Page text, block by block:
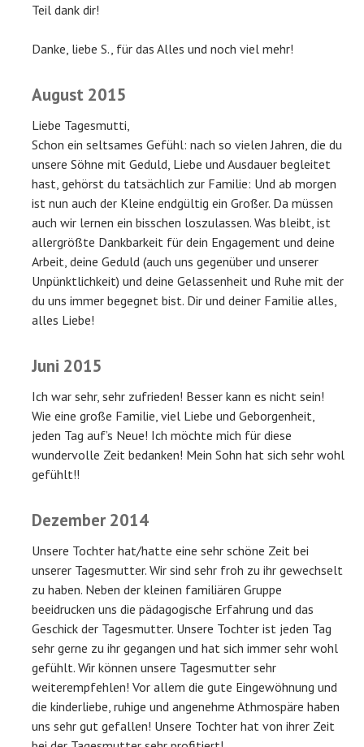
Teil dank dir!
Danke, liebe S., für das Alles und noch viel mehr!
August 2015
Liebe Tagesmutti,
Schon ein seltsames Gefühl: nach so vielen Jahren, die du
unsere Söhne mit Geduld, Liebe und Ausdauer begleitet
hast, gehörst du tatsächlich zur Familie: Und ab morgen
ist nun auch der Kleine endgültig ein Großer. Da müssen
auch wir lernen ein bisschen loszulassen. Was bleibt, ist
allergrößte Dankbarkeit für dein Engagement und deine
Arbeit, deine Geduld (auch uns gegenüber und unserer
Unpünktlichkeit) und deine Gelassenheit und Ruhe mit der
du uns immer begegnet bist. Dir und deiner Familie alles,
alles Liebe!
Juni 2015
Ich war sehr, sehr zufrieden! Besser kann es nicht sein!
Wie eine große Familie, viel Liebe und Geborgenheit,
jeden Tag auf’s Neue! Ich möchte mich für diese
wundervolle Zeit bedanken! Mein Sohn hat sich sehr wohl
gefühlt!!
Dezember 2014
Unsere Tochter hat/hatte eine sehr schöne Zeit bei
unserer Tagesmutter. Wir sind sehr froh zu ihr gewechselt
zu haben. Neben der kleinen familiären Gruppe
beeidrucken uns die pädagogische Erfahrung und das
Geschick der Tagesmutter. Unsere Tochter ist jeden Tag
sehr gerne zu ihr gegangen und hat sich immer sehr wohl
gefühlt. Wir können unsere Tagesmutter sehr
weiterempfehlen! Vor allem die gute Eingewöhnung und
die kinderliebe, ruhige und angenehme Athmospäre haben
uns sehr gut gefallen! Unsere Tochter hat von ihrer Zeit